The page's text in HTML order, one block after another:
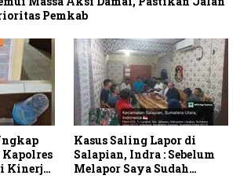
Pemkab
Kinerja
Kasus Saling Lapor di
Salapian, Indra : Sebelum
Melapor Saya Sudah